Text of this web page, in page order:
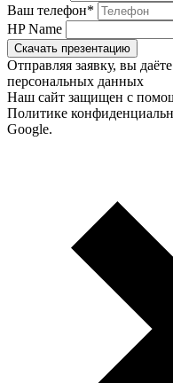
Ваш телефон*
HP Name
Скачать презентацию
Отправляя заявку, вы
персональных данных
Наш сайт защищен с
Политике
Google.